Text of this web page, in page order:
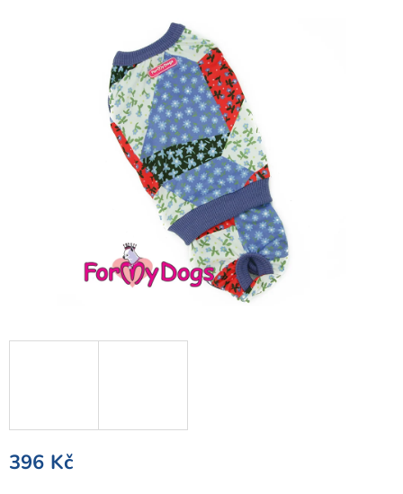
0,0
z
5
hvězdiček.
396 Kč